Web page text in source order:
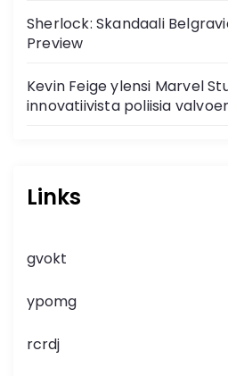
Sherlock: Skandaali
Preview
Kevin Feige ylensi Marvel
innovatiivista poliisia
Links
gvokt
ypomg
rcrdj